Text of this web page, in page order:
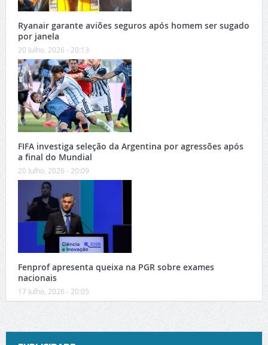
Ryanair garante aviões seguros após homem ser sugado
por janela
20 Julho, 2026 - 20:13
FIFA investiga seleção da Argentina por agressões após
a final do Mundial
20 Julho, 2026 - 20:09
Fenprof apresenta queixa na PGR sobre exames
nacionais
17 Julho, 2026 - 20:05